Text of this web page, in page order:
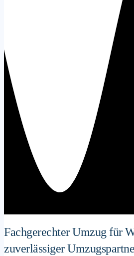
Fachgerechter Umzug für
zuverlässiger